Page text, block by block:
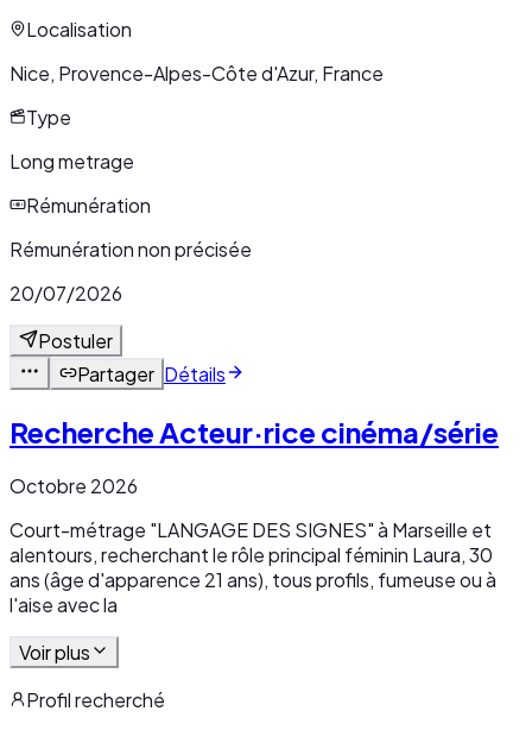
Localisation
Nice, Provence-Alpes-Côte d'Azur, France
Type
Long metrage
Rémunération
Rémunération non précisée
20/07/2026
Postuler
Partager Détails
Recherche Acteur·rice cinéma/série
Octobre 2026
Court-métrage "LANGAGE DES SIGNES" à Marseille et
alentours, recherchant le rôle principal féminin Laura, 30
ans (âge d'apparence 21 ans), tous profils, fumeuse ou à
l'aise avec la
Voir plus
Profil recherché